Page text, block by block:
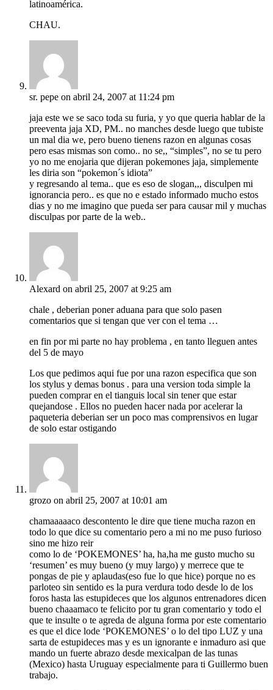
latinoamérica.
CHAU.
sr. pepe on abril 24, 2007 at 11:24 pm
jaja este we se saco toda su furia, y yo que queria hablar de la
preeventa jaja XD, PM.. no manches desde luego que tubiste
un mal dia we, pero bueno tienens razon en algunas cosas
pero esas mismas son como.. no se,, “simples”, no se tu pero
yo no me enojaria que dijeran pokemones jaja, simplemente
les diria son “pokemon´s idiota”
y regresando al tema.. que es eso de slogan,,, disculpen mi
ignorancia pero.. es que no e estado informado mucho estos
dias y no me imagino que pueda ser para causar mil y muchas
disculpas por parte de la web..
Alexard on abril 25, 2007 at 9:25 am
chale , deberian poner aduana para que solo pasen
comentarios que si tengan que ver con el tema …
en fin por mi parte no hay problema , en tanto lleguen antes
del 5 de mayo
Los que pedimos aqui fue por una razon especifica que son
los stylus y demas bonus . para una version toda simple la
pueden comprar en el tianguis local sin tener que estar
quejandose . Ellos no pueden hacer nada por acelerar la
paqueteria deberian ser un poco mas comprensivos en lugar
de solo estar ostigando
grozo on abril 25, 2007 at 10:01 am
chamaaaaaco descontento le dire que tiene mucha razon en
todo lo que dice su comentario pero a mi no me puso furioso
sino me hizo reir
como lo de ‘POKEMONES’ ha, ha,ha me gusto mucho su
‘resumen’ es muy bueno (y muy largo) y merrece que te
pongas de pie y aplaudas(eso fue lo que hice) porque no es
parloteo sin sentido es la pura verdura todo desde lo de los
foros hasta las estupideces que los algunos entrenadores dicen
bueno chaaamaco te felicito por tu gran comentario y todo el
que te insulte o te agreda de alguna forma por este comentario
es que el dice lode ‘POKEMONES’ o lo del tipo LUZ y una
sarta de estupideces mas y es un ignorante e inmaduro asi que
mando un fuerte abrazo desde mexicalpan de las tunas
(Mexico) hasta Uruguay especialmente para ti Guillermo buen
trabajo.